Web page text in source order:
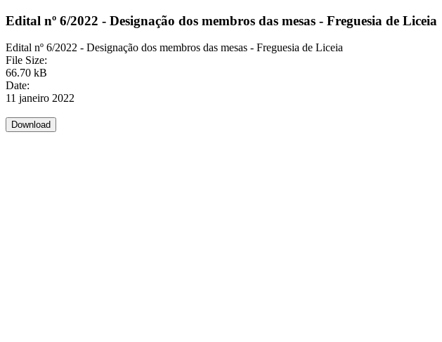
Edital nº 6/2022 - Designação dos membros das mesas - Freguesia de Liceia
Edital nº 6/2022 - Designação dos membros das mesas - Freguesia de Liceia
File Size:
66.70 kB
Date:
11 janeiro 2022